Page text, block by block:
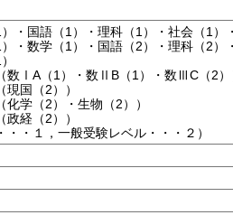
・国語（1）・理科（1）・社会（1）
・数学（1）・国語（2）・理科（2）
・数ⅡB（1）・数ⅢC（2）
2））
）・生物（2））
2））
・・１，一般受験レベル・・・２）